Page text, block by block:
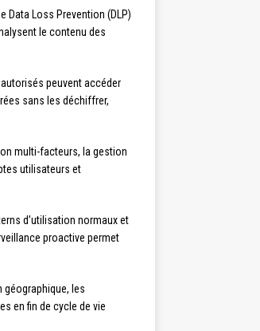
Loss Prevention (DLP)
le contenu des
peuvent accéder
sans les déchiffrer,
multi-facteurs, la gestion
utilisateurs et
d’utilisation normaux et
proactive permet
les
en fin de cycle de vie